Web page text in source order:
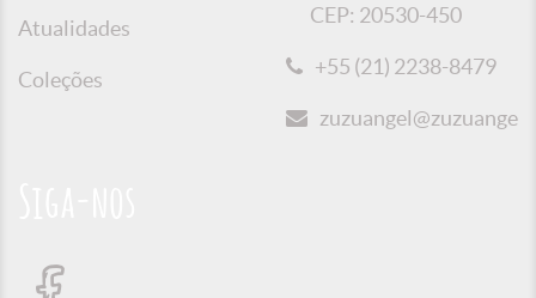
Atualidades
Coleções
CEP: 20530-450
+55 (21) 2238-8479